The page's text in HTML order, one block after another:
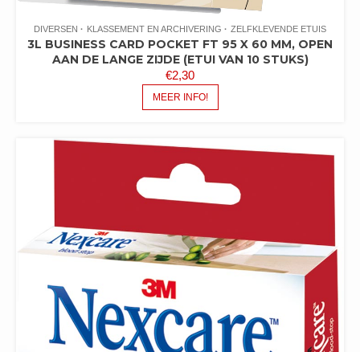
DIVERSEN KLASSEMENT EN ARCHIVERING ZELFKLEVENDE ETUIS
3L BUSINESS CARD POCKET FT 95 X 60 MM, OPEN
AAN DE LANGE ZIJDE (ETUI VAN 10 STUKS)
€2,30
MEER INFO!